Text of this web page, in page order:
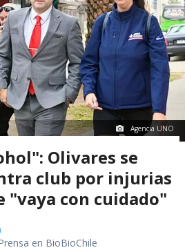
Agencia UNO
Olivares se
club por injurias
"vaya con cuidado"
en BioBioChile